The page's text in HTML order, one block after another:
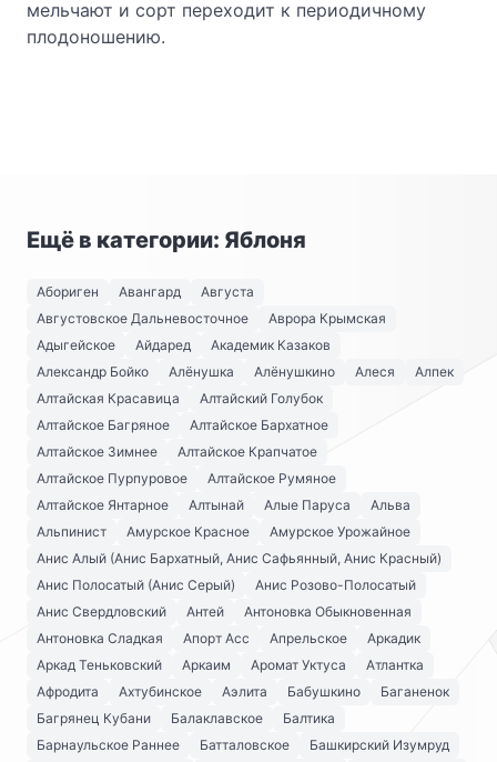
мельчают и сорт переходит к периодичному
плодоношению.
Ещё в категории: Яблоня
Абориген Авангард
Августа
Августовское Дальневосточное
Аврора Крымская
Адыгейское
Айдаред
Академик Казаков
Александр Бойко
Алёнушка Алёнушкино Алеся
Алпек
Алтайская Красавица
Алтайский Голубок
Алтайское Багряное
Алтайское Бархатное
Алтайское Зимнее
Алтайское Крапчатое
Алтайское Пурпуровое
Алтайское Румяное
Алтайское Янтарное
Алтынай Алые Паруса
Альва
Альпинист
Амурское Красное
Амурское Урожайное
Анис Алый (Анис Бархатный, Анис Сафьянный, Анис Красный)
Анис Полосатый (Анис Серый)
Анис Розово-Полосатый
Анис Свердловский
Антей
Антоновка Обыкновенная
Антоновка Сладкая
Апорт Асс Апрельское
Аркадик
Аркад Теньковский
Аркаим Аромат Уктуса
Атлантка
Афродита
Ахтубинское Аэлита Бабушкино
Баганенок
Багрянец Кубани
Балаклавское
Балтика
Барнаульское Раннее
Батталовское
Башкирский Изумруд